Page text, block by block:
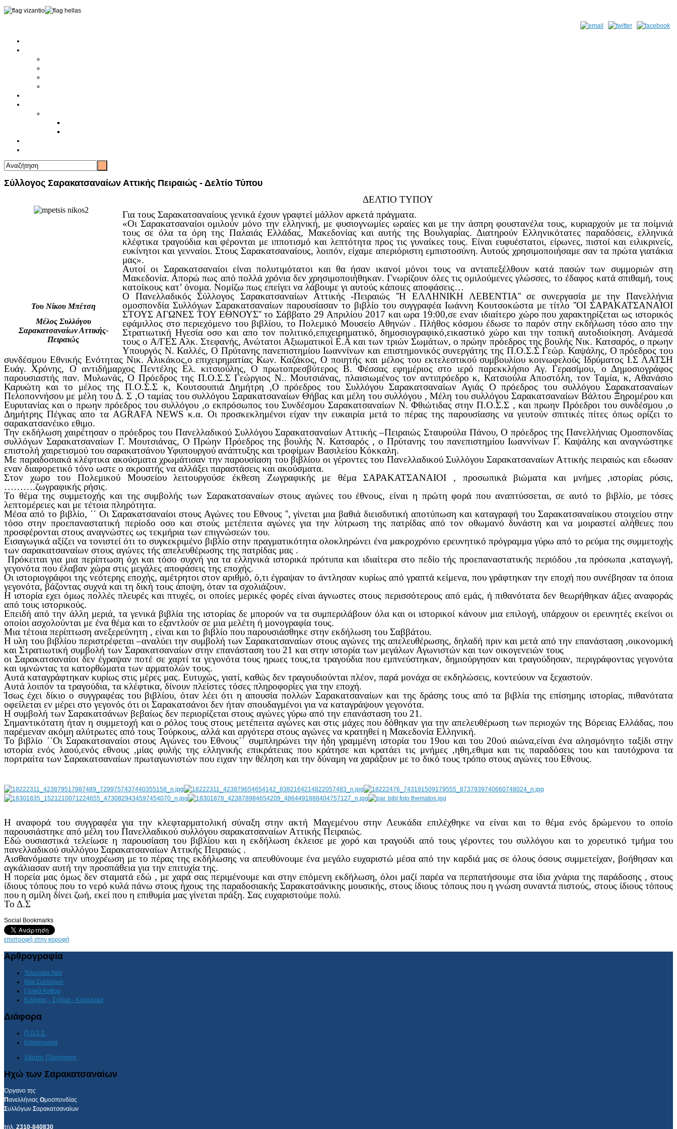
Σύλλογος Σαρακατσαναίων Αττικής Πειραιώς - Δελτίο Τύπου
Του Νίκου Μπέτση
Μέλος Συλλόγου
Σαρακατσαναίων Αττικής-
Πειραιώς
ΔΕΛΤΙΟ ΤΥΠΟΥ
Για τους Σαρακατσαναίους γενικά έχουν γραφτεί μάλλον αρκετά πράγματα.
«Οι Σαρακατσαναίοι ομιλούν μόνο την ελληνική, με φυσιογνωμίες ωραίες και με την άσπρη φουστανέλα τους, κυριαρχούν με τα ποίμνιά
τους σε όλα τα όρη της Παλαιάς Ελλάδας, Μακεδονίας και αυτής της Βουλγαρίας. Διατηρούν Eλληνικότατες παραδόσεις, ελληνικά
κλέφτικα τραγούδια και φέρονται με ιπποτισμό και λεπτότητα προς τις γυναίκες τους. Είναι ευφυέστατοι, είρωνες, πιστοί και ειλικρινείς,
ευκίνητοι και γενναίοι. Στους Σαρακατσαναίους, λοιπόν, είχαμε απεριόριστη εμπιστοσύνη. Αυτούς χρησιμοποιήσαμε σαν τα πρώτα γιατάκια
μας».
Αυτοί οι Σαρακατσαναίοι είναι πολυτιμότατοι και θα ήσαν ικανοί μόνοι τους να ανταπεξέλθουν κατά πασών των συμμοριών στη
Μακεδονία. Απορώ πως από πολλά χρόνια δεν χρησιμοποιήθηκαν. Γνωρίζουν όλες τις ομιλούμενες γλώσσες, το έδαφος κατά σπιθαμή, τους
κατοίκους κατ’ όνομα. Νομίζω πως επείγει να λάβουμε γι αυτούς κάποιες αποφάσεις…
Ο Πανελλαδικός Σύλλογος Σαρακατσαναίων Αττικής -Πειραιώς ''Η ΕΛΛΗΝΙΚΗ ΛΕΒΕΝΤΙΑ'' σε συνεργασία με την Πανελλήνια
ομοσπονδία Συλλόγων Σαρακατσαναίων παρουσίασαν το βιβλίο του συγγραφέα Ιωάννη Κουτσοκώστα με τίτλο ''ΟΙ ΣΑΡΑΚΑΤΣΑΝΑΙΟΙ
ΣΤΟΥΣ ΑΓΩΝΕΣ ΤΟΥ ΕΘΝΟΥΣ'' το Σάββατο 29 Απριλίου 2017 και ωρα 19:00,σε εναν ιδιαίτερο χώρο που χαρακτηρίζεται ως ιστορικός
εφάμιλλος στο περιεχόμενο του βιβλίου, το Πολεμικό Μουσείο Αθηνών . Πλήθος κόσμου έδωσε το παρόν στην εκδήλωση τόσο απο την
Στρατιωτική Ηγεσία οσο και απο τον πολιτικό,επιχειρηματικό, δημοσιογραφικό,εικαστικό χώρο και την τοπική αυτοδιοίκηση. Ανάμεσά
τους ο Α/ΓΕΣ Αλκ. Στεφανής, Ανώτατοι Αξιωματικοί Ε.Α και των τριών Σωμάτων, ο πρώην πρόεδρος της βουλής Νικ. Κατσαρός, ο πρωην
Υπουργός Ν. Καλλές, Ο Πρύτανης πανεπιστημίου Ιωαννίνων και επιστημονικός συνεργάτης της Π.Ο.Σ.Σ Γεώρ. Καψάλης, Ο πρόεδρος του
συνδέσμου Εθνικής Ενότητας Νικ. Αλικάκος,ο επιχειρηματίας Κων. Καζάκος, Ο ποιητής και μέλος του εκτελεστικού συμβουλίου κοινωφελούς Ιδρύματος Ι.Σ ΛΑΤΣΗ
Ευάγ. Χρόνης, Ο αντιδήμαρχος Πεντέλης Ελ. κιτσιούλης, Ο πρωτοπρεσβύτερος Β. Φέσσας εφημέριος στο ιερό παρεκκλήσιο Αγ. Γερασίμου, ο Δημοσιογράφος
παρουσιαστής παν. Μυλωνάς, Ο Πρόεδρος της Π.Ο.Σ.Σ Γεώργιος Ν.. Μουτσιάνας, πλαισιωμένος τον αντιπρόεδρο κ, Κατσιούλα Αποστόλη, τον Ταμία, κ, Αθανάσιο
Καρυώτη και το μέλος της Π.Ο.Σ.Σ κ, Κουτσουπιά Δημήτρη ,Ο πρόεδρος του Συλλόγου Σαρακατσαναίων Αγιάς Ο πρόεδρος του συλλόγου Σαρακατσαναίων
Πελοποννήσου με μέλη του Δ. Σ ,Ο ταμίας του συλλόγου Σαρακατσαναίων Θήβας και μέλη του συλλόγου , Μέλη του συλλόγου Σαρακατσαναίων Βάλτου Ξηρομέρου και
Ευρυτανίας και ο πρωην πρόεδρος του συλλόγου ,ο εκπρόσωπος του Συνδέσμου Σαρακατσαναίων Ν. Φθιώτιδας στην Π.Ο.Σ.Σ , και πρωην Πρόεδροι του συνδέσμου ,ο
Δημήτρης Πέγκας απο τα AGRAFA NEWS κ.α. Οι προσκεκλημένοι είχαν την ευκαιρία μετά το πέρας της παρουσίασης να γευτούν σπιτικές πίτες όπως ορίζει το
σαρακατσανέικο εθιμο.
Την εκδήλωση χαιρέτησαν ο πρόεδρος του Πανελλαδικού Συλλόγου Σαρακατσαναίων Αττικής –Πειραιώς Σταυρούλα Πάνου, Ο πρόεδρος της Πανελλήνιας Ομοσπονδίας
συλλόγων Σαρακατσαναίων Γ. Μουτσιάνας, Ο Πρώην Πρόεδρος της βουλής Ν. Κατσαρός , ο Πρύτανης του πανεπιστημίου Ιωαννίνων Γ. Καψάλης και αναγνώστηκε
επιστολή χαιρετισμού του σαρακατσάνου Υφυπουργού ανάπτυξης και τροφίμων Βασιλείου Κόκκαλη.
Με παραδοσιακά κλέφτικα ακούσματα χρωμάτισαν την παρουσίαση του βιβλίου οι γέροντες του Πανελλαδικού Συλλόγου Σαρακατσαναίων Αττικής πειραιώς και εδωσαν
εναν διαφορετικό τόνο ωστε ο ακροατής να αλλάξει παραστάσεις και ακούσματα.
Στον χωρο του Πολεμικού Μουσείου λειτουργούσε έκθεση Ζωγραφικής με θέμα ΣΑΡΑΚΑΤΣΑΝΑΙΟΙ , προσωπικά βιώματα και μνήμες ,ιστορίας ρύσις,
……….ζωγραφικής ρήσις.
Το θέμα της συμμετοχής και της συμβολής των Σαρακατσαναίων στους αγώνες του έθνους, είναι η πρώτη φορά που αναπτύσσεται, σε αυτό το βιβλίο, με τόσες
λεπτομέρειες και με τέτοια πληρότητα.
Μέσα από το βιβλίο, ΄΄ Οι Σαρακατσαναίοι στους Αγώνες του Εθνους '', γίνεται μια βαθιά διεισδυτική αποτύπωση και καταγραφή του Σαρακατσαναίικου στοιχείου στην
τόσο στην προεπαναστατική περίοδο οσο και στούς μετέπειτα αγώνες για την λύτρωση της πατρίδας από τον οθωμανό δυνάστη και να μοιραστεί αλήθειες που
προσφέρονται στους αναγνώστες ως τεκμήρια των επιγνώσεών του.
Εισαγωγικά αξίζει να τονιστεί ότι το συγκεκριμένο βιβλίο στην πραγματικότητα ολοκληρώνει ένα μακροχρόνιο ερευνητικό πρόγραμμα γύρω από το ρεύμα της συμμετοχής
των σαρακατσαναίων στους αγώνες τής απελευθέρωσης της πατρίδας μας .
Πρόκειται για μια περίπτωση όχι και τόσο συχνή για τα ελληνικά ιστορικά πρότυπα και ιδιαίτερα στο πεδίο τής προεπαναστατικής περιόδου ,τα πρόσωπα ,καταγωγή,
γεγονότα που έλαβαν χώρα στις μεγάλες αποφάσεις της εποχής.
Οι ιστοριογράφοι της νεότερης εποχής, αμέτρητοι στον αριθμό, ό,τι έγραψαν το άντλησαν κυρίως από γραπτά κείμενα, που γράφτηκαν την εποχή που συνέβησαν τα όποια
γεγονότα, βάζοντας συχνά και τη δική τους άποψη, όταν τα σχολιάζουν.
Η ιστορία εχει όμως πολλές πλευρές και πτυχές, οι οποίες μερικές φορές είναι άγνωστες στους περισσότερους από εμάς, ή πιθανότατα δεν θεωρήθηκαν άξιες αναφοράς
από τους ιστορικούς.
Επειδή από την άλλη μεριά, τα γενικά βιβλία της ιστορίας δε μπορούν να τα συμπεριλάβουν όλα και οι ιστορικοί κάνουν μια επιλογή, υπάρχουν οι ερευνητές εκείνοι οι
οποίοι ασχολούνται με ένα θέμα και το εξαντλούν σε μια μελέτη ή μονογραφία τους.
Μια τέτοια περίπτωση ανεξερεύνητη , είναι και το βιβλίο που παρουσιάσθηκε στην εκδήλωση του Σαββάτου.
Η υλη του βιβλίου περιστρέφεται –αναλύει την συμβολή των Σαρακατσαναίων στους αγώνες της απελευθέρωσης, δηλαδή πριν και μετά από την επανάσταση ,οικονομική
και Στρατιωτική συμβολή των Σαρακατσαναίων στην επανάσταση του 21 και στην ιστορία των μεγάλων Αγωνιστών και των οικογενειών τους
οι Σαρακατσαναίοι δεν έγραψαν ποτέ σε χαρτί τα γεγονότα τους ηρωες τους,τα τραγούδια που εμπνεύστηκαν, δημιούργησαν και τραγούδησαν, περιγράφοντας γεγονότα
και υμνώντας τα κατορθώματα των αρματολών τους.
Αυτά καταγράφτηκαν κυρίως στις μέρες μας. Ευτυχώς, γιατί, καθώς δεν τραγουδιούνται πλέον, παρά μονάχα σε εκδηλώσεις, κοντεύουν να ξεχαστούν.
Αυτά λοιπόν τα τραγούδια, τα κλέφτικα, δίνουν πλείστες τόσες πληροφορίες για την εποχή.
Ίσως έχει δίκιο ο συγγραφέας του βιβλίου, όταν λέει ότι η απουσία πολλών Σαρακατσαναίων και της δράσης τους από τα βιβλία της επίσημης ιστορίας, πιθανότατα
οφείλεται εν μέρει στο γεγονός ότι οι Σαρακατσάνοι δεν ήταν σπουδαγμένοι για να καταγράψουν γεγονότα.
Η συμβολή των Σαρακατσάνων βεβαίως δεν περιορίζεται στους αγώνες γύρω από την επανάσταση του 21.
Σημαντικότατη ήταν η συμμετοχή και ο ρόλος τους στους μετέπειτα αγώνες και στις μάχες που δόθηκαν για την απελευθέρωση των περιοχών της Βόρειας Ελλάδας, που
παρέμεναν ακόμη αλύτρωτες από τους Τούρκους, αλλά και αργότερα στους αγώνες να κρατηθεί η Μακεδονία Ελληνική.
Το βιβλίο ΄΄Οι Σαρακατσαναίοι στους Αγώνες του Εθνους΄΄ συμπληρώνει την ήδη γραμμένη ιστορία του 19ου και του 20ού αιώνα,είναι ένα αλησμόνητο ταξίδι στην
ιστορία ενός λαού,ενός εθνους ,μίας φυλής της ελληνικής επικράτειας που κράτησε και κρατάει τις μνήμες ,ηθη,εθιμα και τις παραδόσεις του και ταυτόχρονα τα
πορτραίτα των Σαρακατσαναίων πρωταγωνιστών που ειχαν την θέληση και την δύναμη να χαράξουν με το δικό τους τρόπο στους αγώνες του Εθνους.
Η αναφορά του συγγραφέα για την κλεφταρματολική σύναξη στην ακτή Μαγεμένου στην Λευκάδα επιλέχθηκε να είναι και το θέμα ενός δρώμενου το οποίο
παρουσιάστηκε από μέλη του Πανελλαδικού συλλόγου σαρακατσαναίων Αττικής Πειραιώς.
Εδώ ουσιαστικά τελείωσε η παρουσίαση του βιβλίου και η εκδήλωση έκλεισε με χορό και τραγούδι από τους γέροντες του συλλόγου και το χορευτικό τμήμα του
πανελλαδικού συλλόγου Σαρακατσαναίων Αττικής Πειραιώς .
Αισθανόμαστε την υποχρέωση με το πέρας της εκδήλωσης να απευθύνουμε ένα μεγάλο ευχαριστώ μέσα από την καρδιά μας σε όλους όσους συμμετείχαν, βοήθησαν και
αγκάλιασαν αυτή την προσπάθεια για την επιτυχία της.
Η πορεία μας όμως δεν σταματά εδώ , με χαρά σας περιμένουμε και στην επόμενη εκδήλωση, όλοι μαζί παρέα να περπατήσουμε στα ίδια χνάρια της παράδοσης , στους
ίδιους τόπους που το νερό κυλά πάνω στους ήχους της παραδοσιακής Σαρακατσάνικης μουσικής, στους ίδιους τόπους που η γνώση συναντά πιστούς, στους ίδιους τόπους
που η σμίλη δίνει ζωή, εκεί που η επιθυμία μας γίνεται πράξη. Σας ευχαριστούμε πολύ.
Το Δ.Σ
AdmirorGallery 4.5.0 , author/s
Social Bookmarks
επιστροφή στην κορυφή
Αρθρογραφία
Τελευταία Νέα
Νέα Συλλόγων
Γενικά Άρθρα
Ειδήσεις - Σχόλια - Κοινωνικά
Διάφορα
Π.Ο.Σ.Σ.
Επικοινωνία
Χάρτης Πλοήγησης
Ηχώ των Σαρακατσαναίων
Όργανο της
Πανελλήνιας Ομοσπονδίας
Συλλόγων Σαρακατσαναίων
τηλ. 2310-840830